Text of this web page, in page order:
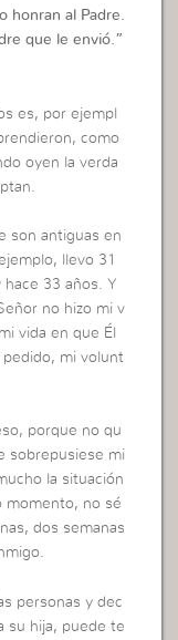
honran al Padre.
que le envió.”
es, por ejempl
como
oyen la verda
son antiguas en
llevo 31
33 años. Y
no hizo mi v
vida en que Él
mi volunt
porque no qu
sobrepusiese mi
la situación
momento, no sé
dos semanas
personas y dec
su hija, puede te